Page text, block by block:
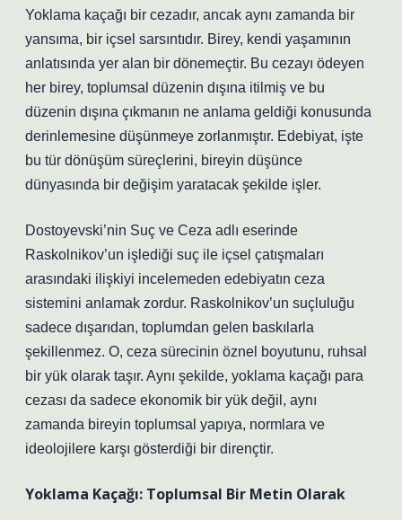
Yoklama kaçağı bir cezadır, ancak aynı zamanda bir
yansıma, bir içsel sarsıntıdır. Birey, kendi yaşamının
anlatısında yer alan bir dönemeçtir. Bu cezayı ödeyen
her birey, toplumsal düzenin dışına itilmiş ve bu
düzenin dışına çıkmanın ne anlama geldiği konusunda
derinlemesine düşünmeye zorlanmıştır. Edebiyat, işte
bu tür dönüşüm süreçlerini, bireyin düşünce
dünyasında bir değişim yaratacak şekilde işler.
Dostoyevski’nin Suç ve Ceza adlı eserinde
Raskolnikov’un işlediği suç ile içsel çatışmaları
arasındaki ilişkiyi incelemeden edebiyatın ceza
sistemini anlamak zordur. Raskolnikov’un suçluluğu
sadece dışarıdan, toplumdan gelen baskılarla
şekillenmez. O, ceza sürecinin öznel boyutunu, ruhsal
bir yük olarak taşır. Aynı şekilde, yoklama kaçağı para
cezası da sadece ekonomik bir yük değil, aynı
zamanda bireyin toplumsal yapıya, normlara ve
ideolojilere karşı gösterdiği bir dirençtir.
Yoklama Kaçağı: Toplumsal Bir Metin Olarak